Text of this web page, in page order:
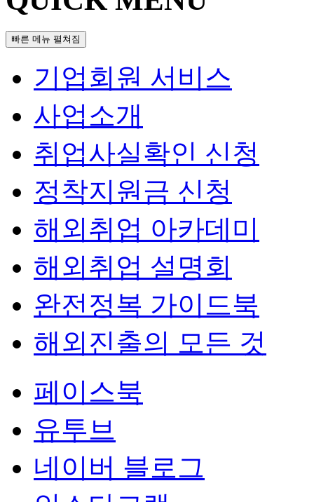
빠른 메뉴 펼쳐짐
기업회원 서비스
사업소개
취업사실확인 신청
정착지원금 신청
해외취업 아카데미
해외취업 설명회
완전정복 가이드북
해외진출의 모든 것
페이스북
유투브
네이버 블로그